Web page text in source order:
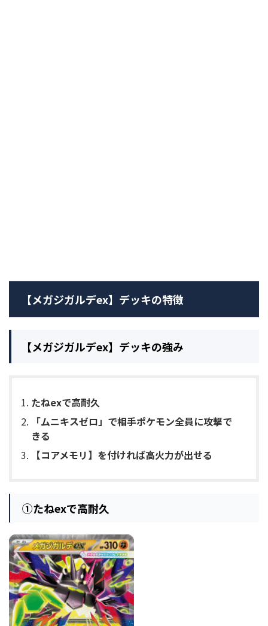
【メガジガルデex】デッキの特徴
【メガジガルデex】デッキの強み
たねexで高耐久
「ムニキスゼロ」で相手ポケモン全員に攻撃で
きる
【コアメモリ】を付ければ高火力が出せる
①たねexで高耐久